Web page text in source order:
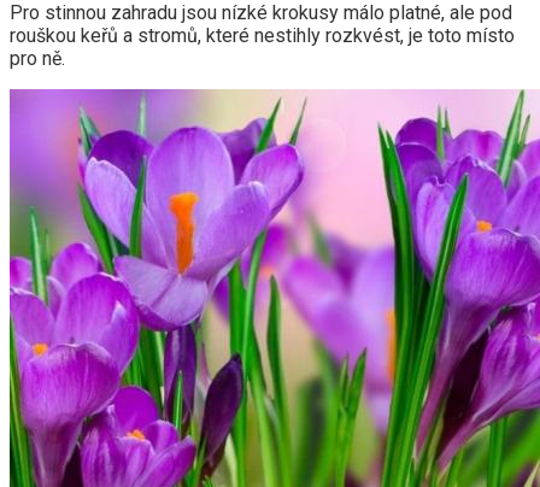
Pro stinnou zahradu jsou nízké krokusy málo platné, ale pod
rouškou keřů a stromů, které nestihly rozkvést, je toto místo
pro ně.